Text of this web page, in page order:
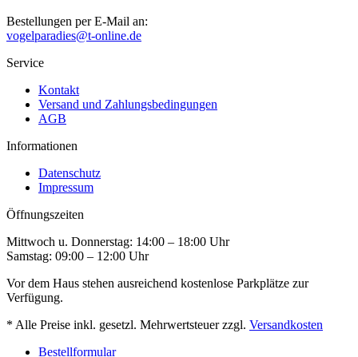
Bestellungen per E-Mail an:
vogelparadies@t-online.de
Service
Kontakt
Versand und Zahlungsbedingungen
AGB
Informationen
Datenschutz
Impressum
Öffnungszeiten
Mittwoch u. Donnerstag: 14:00 – 18:00 Uhr
Samstag: 09:00 – 12:00 Uhr
Vor dem Haus stehen ausreichend kostenlose Parkplätze zur
Verfügung.
* Alle Preise inkl. gesetzl. Mehrwertsteuer zzgl. Versandkosten
Bestellformular